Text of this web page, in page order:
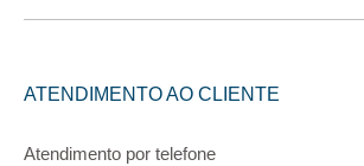
ATENDIMENTO AO CLIENTE
Atendimento por telefone